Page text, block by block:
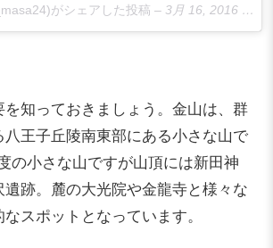
がシェアした投稿 – 3月 16, 2016 at 4:18午前 PDT
を知っておきましょう。金山は、群
王子丘陵南東部にある小さな山で
の小さな山ですが山頂には新田神
跡。麓の大光院や金龍寺と様々な
スポットとなっています。